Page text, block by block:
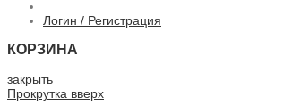
Логин / Регистрация
КОРЗИНА
закрыть
Прокрутка вверх